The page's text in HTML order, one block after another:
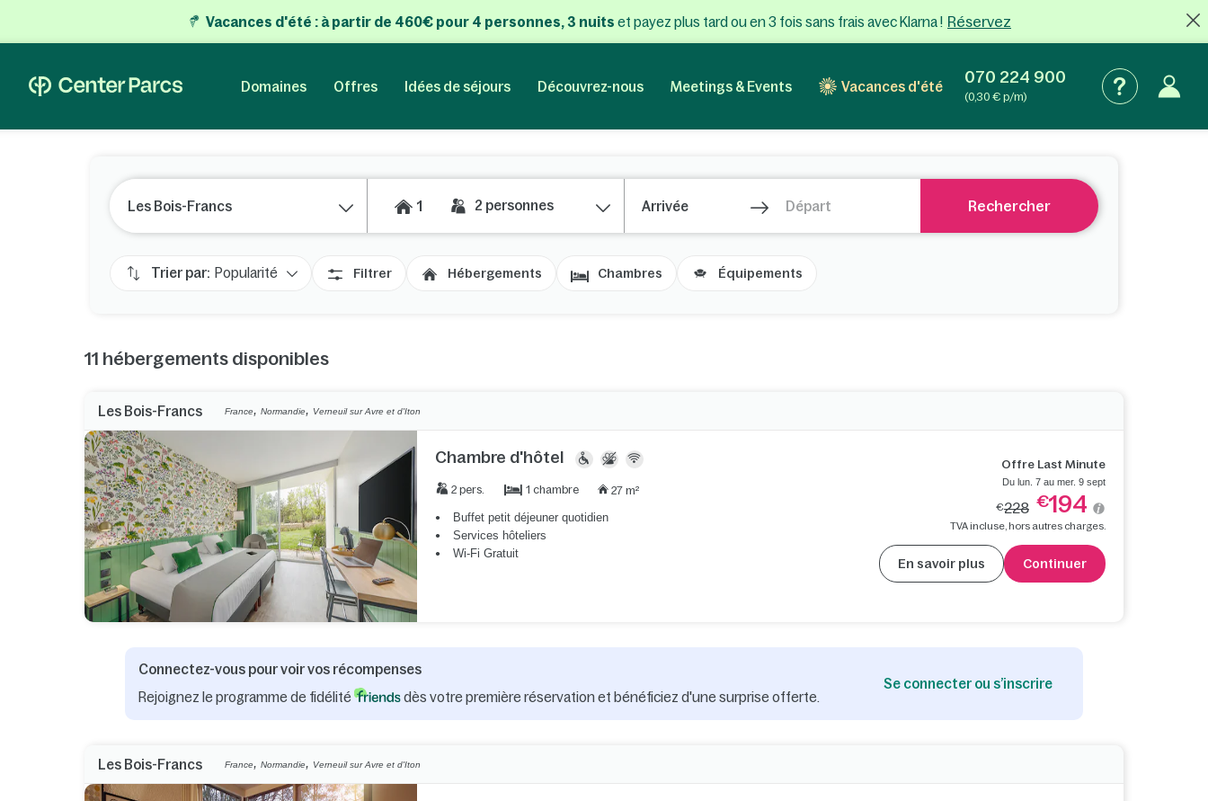
Vacances d'été : à partir de 460€ pour 4 personnes, 3 nuits et payez plus tard ou en 3 fois sans frais avec Klarna ! Réservez
Domaines Offres Idées de séjours Découvrez-nous Meetings & Events Vacances d'été 070 224 900
(0,30 € p/m)
Les Bois-Francs 1 2 personnes Rechercher
Trier par: Popularité Filtrer Hébergements Chambres Équipements
11 hébergements disponibles
Les Bois-Francs France,Normandie, Verneuil sur Avre et d'Iton
Chambre d'hôtel
2 pers. 1 chambre 27 m²
Buffet petit déjeuner quotidien
Services hôteliers
Wi-Fi Gratuit
Offre Last Minute
Du lun. 7 au mer. 9 sept
€228 €194
TVA incluse, hors autres charges.
En savoir plus Continuer
Connectez-vous pour voir vos récompenses
Rejoignez le programme de fidélité
dès votre première réservation et bénéficiez d'une surprise offerte.
Se connecter ou s’inscrire
Les Bois-Francs France,Normandie, Verneuil sur Avre et d'Iton